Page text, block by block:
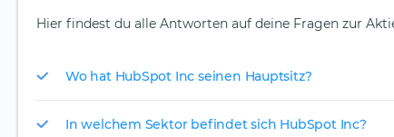
Hier findest du alle Antworten auf deine Fragen zur
Wo hat HubSpot Inc seinen Hauptsitz?
In welchem Sektor befindet sich HubSpot Inc?